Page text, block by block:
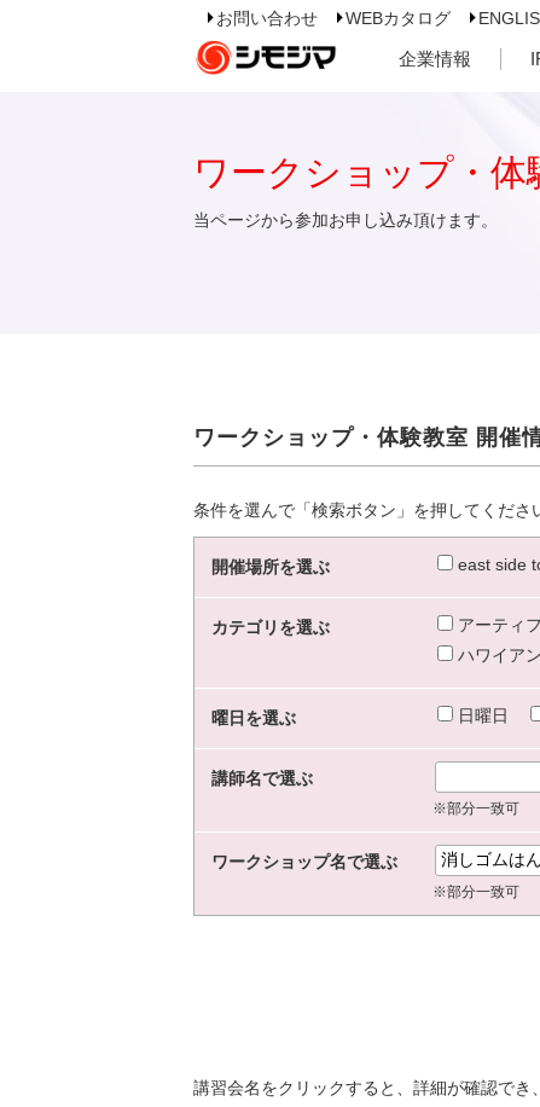
お問い合わせ WEBカタログ
企業情報
ワークショップ・体
当ページから参加お申し込み頂けます。
ワークショップ・体験教室 開催
条件を選んで「検索ボタン」を押してくださ
開催場所を選ぶ east side
カテゴリを選ぶ アーティ
ハワイア
曜日を選ぶ 日曜日
講師名で選ぶ
※部分一致可
ワークショップ名で選ぶ
※部分一致可
講習会名をクリックすると、詳細が確認でき